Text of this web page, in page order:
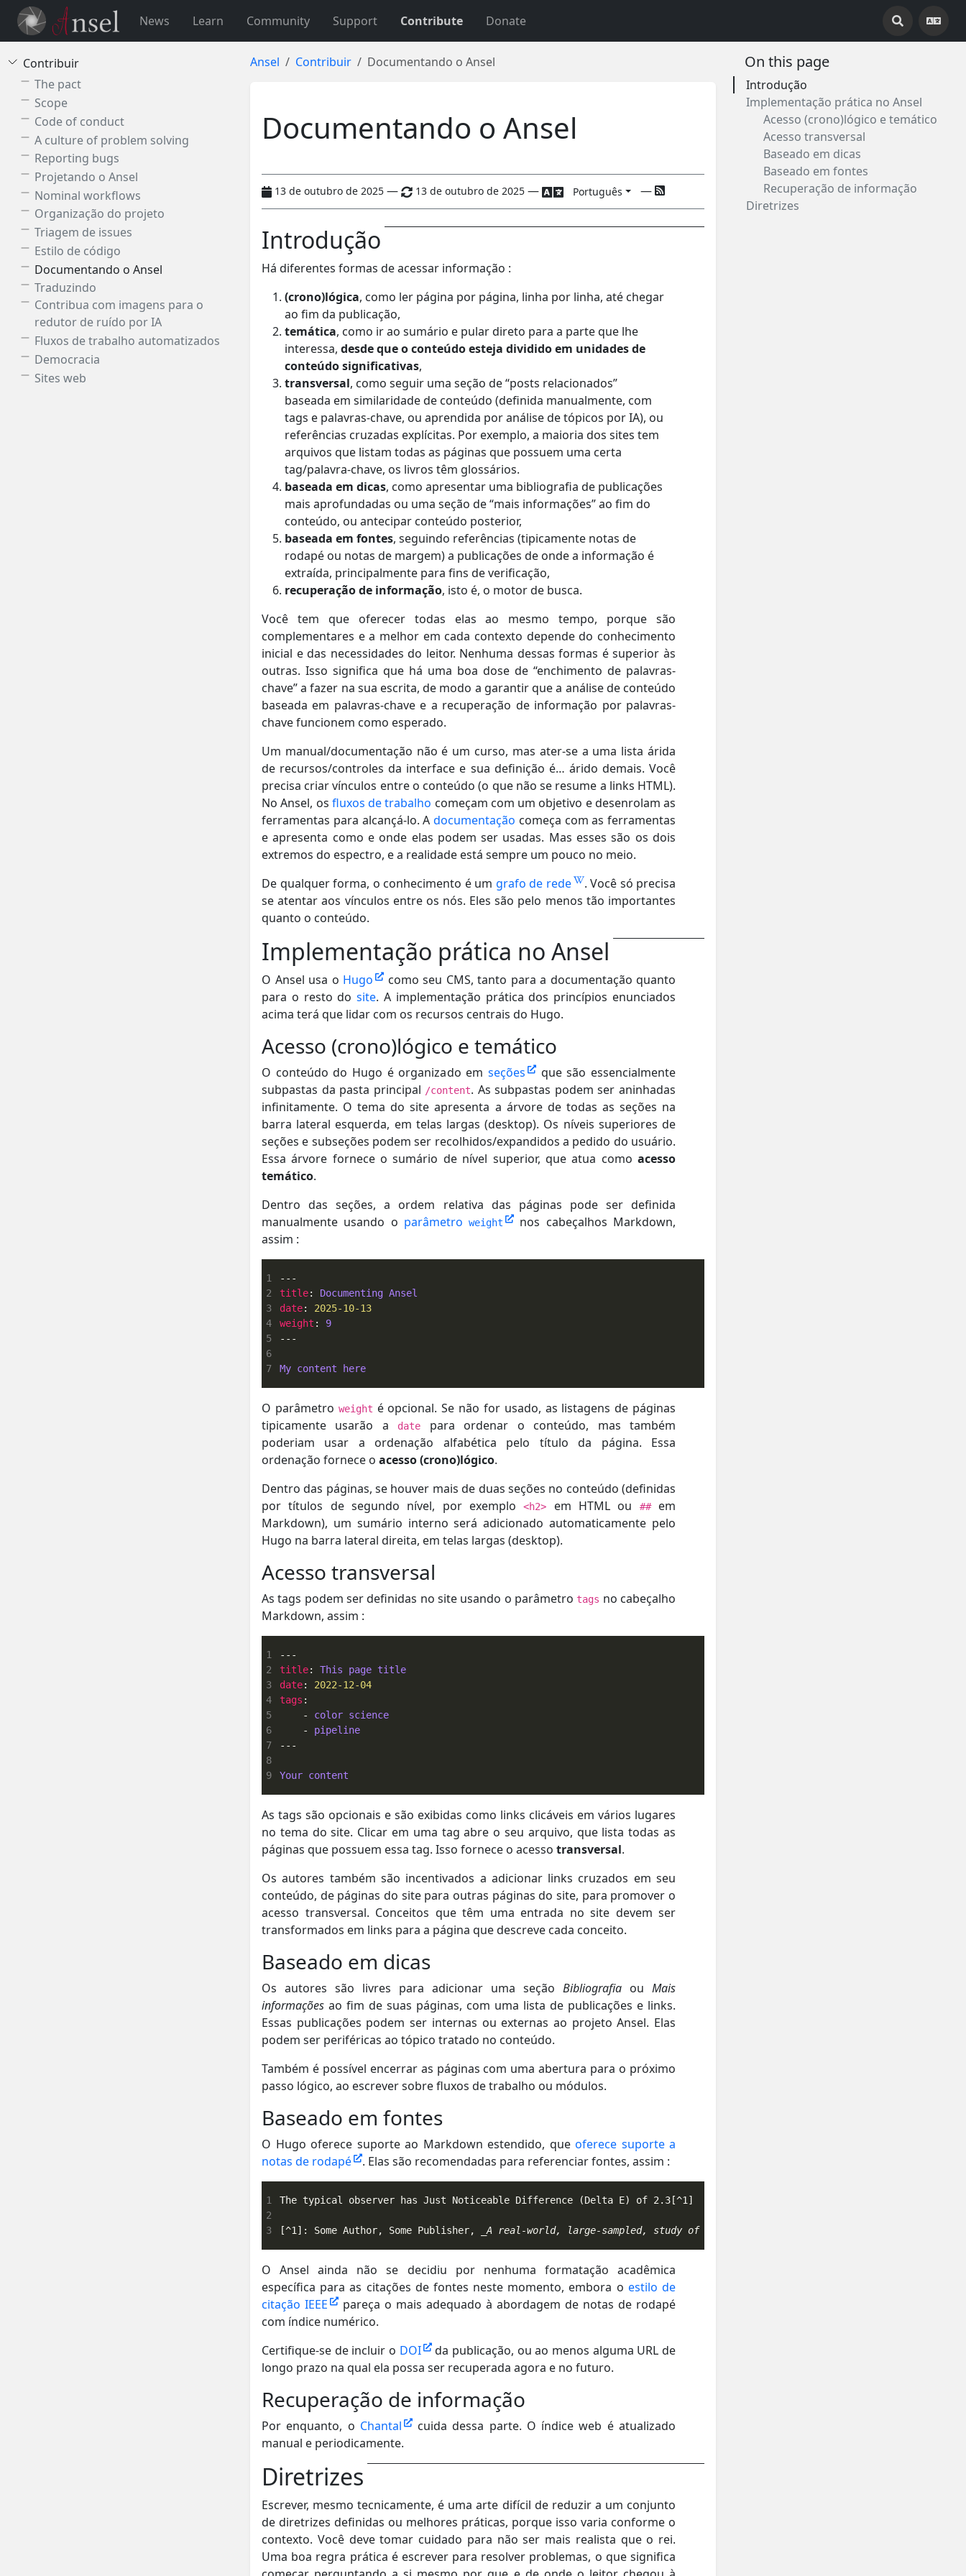
News Learn Community Support Contribute Donate
Contribuir
The pact
Scope
Code of conduct
A culture of problem solving
Reporting bugs
Projetando o Ansel
Nominal workflows
Organização do projeto
Triagem de issues
Estilo de código
Documentando o Ansel
Traduzindo
Contribua com imagens para o
redutor de ruído por IA
Fluxos de trabalho automatizados
Democracia
Sites web
Ansel Contribuir Documentando o Ansel
Documentando o Ansel
13 de outubro de 2025 — 13 de outubro de 2025 — Português —
Introdução
Há diferentes formas de acessar informação :
(crono)lógica, como ler página por página, linha por linha, até chegar
ao fim da publicação,
temática, como ir ao sumário e pular direto para a parte que lhe
interessa, desde que o conteúdo esteja dividido em unidades de
conteúdo significativas,
transversal, como seguir uma seção de “posts relacionados”
baseada em similaridade de conteúdo (definida manualmente, com
tags e palavras-chave, ou aprendida por análise de tópicos por IA), ou
referências cruzadas explícitas. Por exemplo, a maioria dos sites tem
arquivos que listam todas as páginas que possuem uma certa
tag/palavra-chave, os livros têm glossários.
baseada em dicas, como apresentar uma bibliografia de publicações
mais aprofundadas ou uma seção de “mais informações” ao fim do
conteúdo, ou antecipar conteúdo posterior,
baseada em fontes, seguindo referências (tipicamente notas de
rodapé ou notas de margem) a publicações de onde a informação é
extraída, principalmente para fins de verificação,
recuperação de informação, isto é, o motor de busca.
Você tem que oferecer todas elas ao mesmo tempo, porque são
complementares e a melhor em cada contexto depende do conhecimento
inicial e das necessidades do leitor. Nenhuma dessas formas é superior às
outras. Isso significa que há uma boa dose de “enchimento de palavras-
chave” a fazer na sua escrita, de modo a garantir que a análise de conteúdo
baseada em palavras-chave e a recuperação de informação por palavras-
chave funcionem como esperado.
Um manual/documentação não é um curso, mas ater-se a uma lista árida
de recursos/controles da interface e sua definição é… árido demais. Você
precisa criar vínculos entre o conteúdo (o que não se resume a links HTML).
No Ansel, os fluxos de trabalho começam com um objetivo e desenrolam as
ferramentas para alcançá-lo. A documentação começa com as ferramentas
e apresenta como e onde elas podem ser usadas. Mas esses são os dois
extremos do espectro, e a realidade está sempre um pouco no meio.
De qualquer forma, o conhecimento é um grafo de rede
. Você só precisa
se atentar aos vínculos entre os nós. Eles são pelo menos tão importantes
quanto o conteúdo.
Implementação prática no Ansel
O Ansel usa o Hugo
como seu CMS, tanto para a documentação quanto
para o resto dosite. A implementação prática dos princípios enunciados
acima terá que lidar com os recursos centrais do Hugo.
Acesso (crono)lógico e temático
O conteúdo do Hugo é organizado em seções
que são essencialmente
subpastas da pasta principal /content. As subpastas podem ser aninhadas
infinitamente. O tema do site apresenta a árvore de todas as seções na
barra lateral esquerda, em telas largas (desktop). Os níveis superiores de
seções e subseções podem ser recolhidos/expandidos a pedido do usuário.
Essa árvore fornece o sumário de nível superior, que atua como acesso
temático.
Dentro das seções, a ordem relativa das páginas pode ser definida
manualmente usando o parâmetroweight
nos cabeçalhos Markdown,
assim :
1
2
title: Documenting Ansel
3
date: 2025-10-13
4
weight : 9
5
6
7
My content here
O parâmetro weight é opcional. Se não for usado, as listagens de páginas
tipicamente usarão a
date
para ordenar o conteúdo, mas também
poderiam usar a ordenação alfabética pelo título da página. Essa
ordenação fornece o acesso (crono)lógico.
Dentro das páginas, se houver mais de duas seções no conteúdo (definidas
por títulos de segundo nível, por exemplo<h2> em HTML ou ##em
Markdown), um sumário interno será adicionado automaticamente pelo
Hugo na barra lateral direita, em telas largas (desktop).
Acesso transversal
As tags podem ser definidas no site usando o parâmetro tags no cabeçalho
Markdown, assim :
1
2
title: This page title
3
date: 2022-12-04
4
tags
5
    -
color science
6
    -
pipeline
7
8
9
Your content
As tags são opcionais e são exibidas como links clicáveis em vários lugares
no tema do site. Clicar em uma tag abre o seu arquivo, que lista todas as
páginas que possuem essa tag. Isso fornece o acesso transversal.
Os autores também são incentivados a adicionar links cruzados em seu
conteúdo, de páginas do site para outras páginas do site, para promover o
acesso transversal. Conceitos que têm uma entrada no site devem ser
transformados em links para a página que descreve cada conceito.
Baseado em dicas
Os autores são livres para adicionar uma seção Bibliografia ou Mais
informações ao fim de suas páginas, com uma lista de publicações e links.
Essas publicações podem ser internas ou externas ao projeto Ansel. Elas
podem ser periféricas ao tópico tratado no conteúdo.
Também é possível encerrar as páginas com uma abertura para o próximo
passo lógico, ao escrever sobre fluxos de trabalho ou módulos.
Baseado em fontes
O Hugo oferece suporte ao Markdown estendido, que oferece suporte a
notas de rodapé
. Elas são recomendadas para referenciar fontes, assim :
1
2
3
[^1]: Some Author, Some Publisher, _A real-world, large-sampled, study of vision parameters for white, rich, educated,
O Ansel ainda não se decidiu por nenhuma formatação acadêmica
específica para as citações de fontes neste momento, embora o estilo de
citação IEEE
pareça o mais adequado à abordagem de notas de rodapé
com índice numérico.
Certifique-se de incluir o DOI
da publicação, ou ao menos alguma URL de
longo prazo na qual ela possa ser recuperada agora e no futuro.
Recuperação de informação
Por enquanto, o Chantal
cuida dessa parte. O índice web é atualizado
manual e periodicamente.
Diretrizes
Escrever, mesmo tecnicamente, é uma arte difícil de reduzir a um conjunto
de diretrizes definidas ou melhores práticas, porque isso varia conforme o
contexto. Você deve tomar cuidado para não ser mais realista que o rei.
Uma boa regra prática é escrever para resolver problemas, o que significa
On this page
Introdução
Implementação prática no Ansel
Acesso (crono)lógico e temático
Acesso transversal
Baseado em dicas
Baseado em fontes
Recuperação de informação
Diretrizes